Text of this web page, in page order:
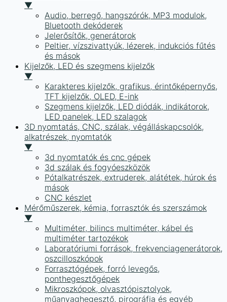
▼
Audio, berregő, hangszórók, MP3 modulok,
Bluetooth dekóderek
Jelerősítők, generátorok
Peltier, vízszivattyúk, lézerek, indukciós fűtés
és mások
Kijelzők, LED és szegmens kijelzők
▼
Karakteres kijelzők, grafikus, érintőképernyős,
TFT kijelzők, OLED, E-ink
Szegmens kijelzők, LED diódák, indikátorok,
LED panelek, LED szalagok
3D nyomtatás, CNC, szálak, végálláskapcsolók,
alkatrészek, nyomtatók
▼
3d nyomtatók és cnc gépek
3d szálak és fogyóeszközök
Pótalkatrészek, extruderek, alátétek, húrok és
mások
CNC készlet
Mérőműszerek, kémia, forrasztók és szerszámok
▼
Multiméter, bilincs multiméter, kábel és
multiméter tartozékok
Laboratóriumi források, frekvenciagenerátorok,
oszcilloszkópok
Forrasztógépek, forró levegős,
ponthegesztőgépek
Mikroszkópok, olvasztópisztolyok,
műanyaghegesztő, pirográfia és egyéb